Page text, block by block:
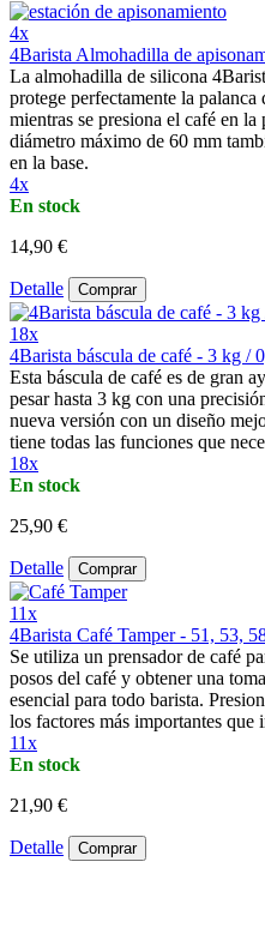
4x
4Barista Almohadilla de
La almohadilla de silicona
protege perfectamente la palanca
mientras se presiona el café en
diámetro máximo de 60 mm
en la base.
4x
En stock
14,90 €
Detalle Comprar
18x
4Barista báscula de café - 3 kg /
Esta báscula de café es de gran
pesar hasta 3 kg con una
nueva versión con un diseño
tiene todas las funciones que
18x
En stock
25,90 €
Detalle Comprar
11x
4Barista Café Tamper - 51, 53,
Se utiliza un prensador de café
posos del café y obtener una
esencial para todo barista.
los factores más importantes
11x
En stock
21,90 €
Detalle Comprar